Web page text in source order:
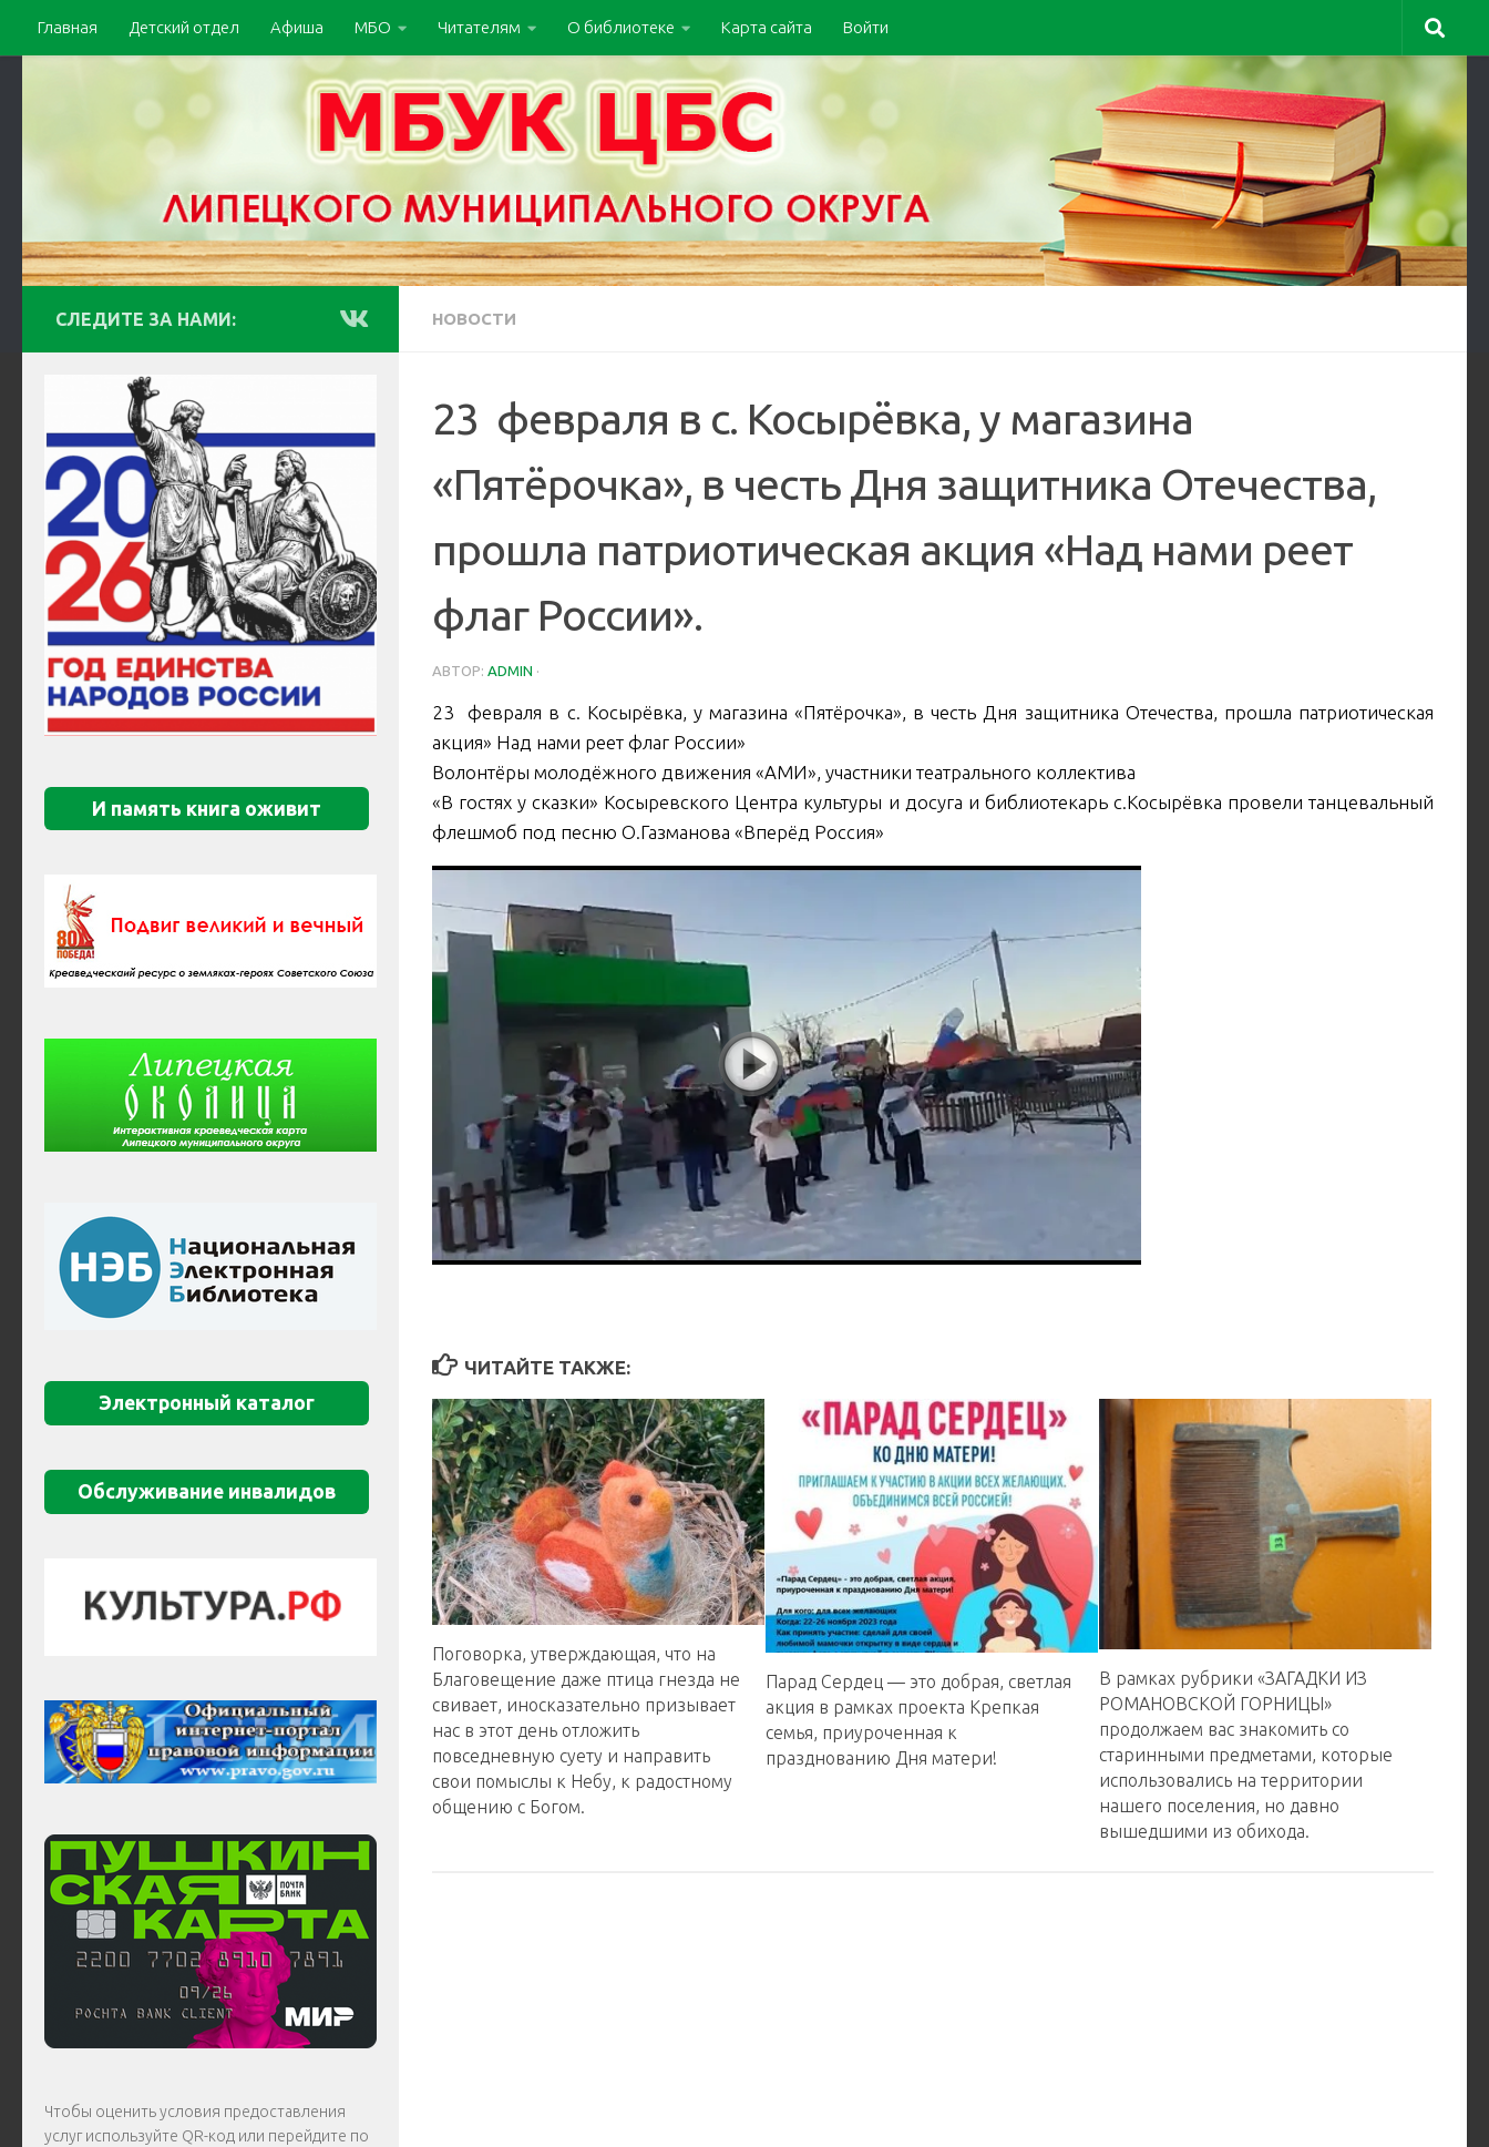
Главная Детский отдел Афиша МБО Читателям О библиотеке Карта сайта Войти
НОВОСТИ
23 февраля в с. Косырёвка, у магазина
«Пятёрочка», в честь Дня защитника Отечества,
прошла патриотическая акция «Над нами реет
флаг России».
АВТОР: ADMIN ·
23 февраля в с. Косырёвка, у магазина «Пятёрочка», в честь Дня защитника Отечества, прошла патриотическая
акция» Над нами реет флаг России»
Волонтёры молодёжного движения «АМИ», участники театрального коллектива
«В гостях у сказки» Косыревского Центра культуры и досуга и библиотекарь с.Косырёвка провели танцевальный
флешмоб под песню О.Газманова «Вперёд Россия»
ЧИТАЙТЕ ТАКЖЕ:
Поговорка, утверждающая, что на
Благовещение даже птица гнезда не
свивает, иносказательно призывает
нас в этот день отложить
повседневную суету и направить
свои помыслы к Небу, к радостному
общению с Богом.
Парад Сердец — это добрая, светлая
акция в рамках проекта Крепкая
семья, приуроченная к
празднованию Дня матери!
В рамках рубрики «ЗАГАДКИ ИЗ
РОМАНОВСКОЙ ГОРНИЦЫ»
продолжаем вас знакомить со
старинными предметами, которые
использовались на территории
нашего поселения, но давно
вышедшими из обихода.
СЛЕДИТЕ ЗА НАМИ:
И память книга оживит
Электронный каталог
Обслуживание инвалидов
Чтобы оценить условия предоставления
услуг используйте QR-код или перейдите по